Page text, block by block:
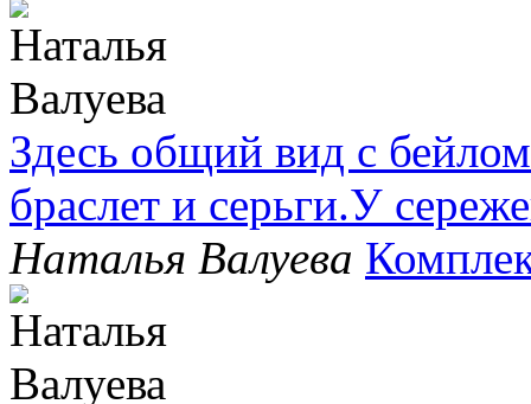
Здесь общий вид с
браслет и серьги.У
Наталья Валуева